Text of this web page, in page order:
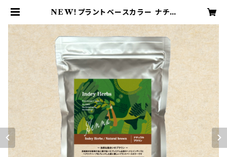
NEW！プラントベースカラー ナチュ
~Primavera rouru~